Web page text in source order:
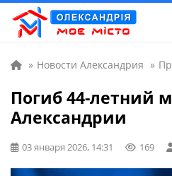
» Новости Александрия »
Погиб 44-летний
Александрии
03 января 2026, 14:31 169